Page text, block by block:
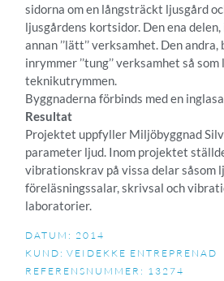
sidorna om en långsträckt ljusgård
ljusgårdens kortsidor. Den ena
annan ’’lätt’’ verksamhet. Den
inrymmer ’’tung’’ verksamhet så
teknikutrymmen.
Byggnaderna förbinds med en
Resultat
Projektet uppfyller Miljöbyggnad
parameter ljud. Inom projektet
vibrationskrav på vissa delar såsom
föreläsningssalar, skrivsal och
laboratorier.
DATUM: 2014
KUND: VEIDEKKE ENTREPRENAD
REFERENSNUMMER: 13274